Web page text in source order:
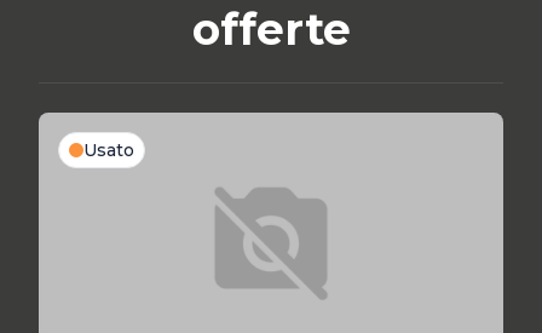
offerte
Usato